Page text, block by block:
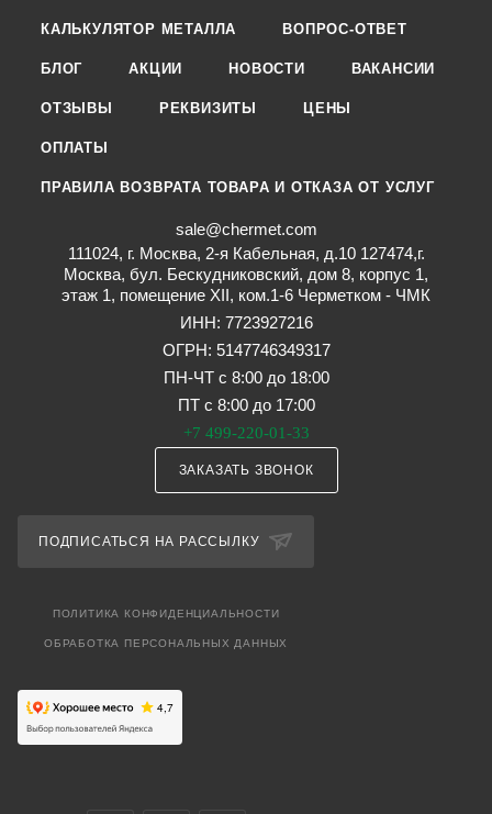
КАЛЬКУЛЯТОР МЕТАЛЛА ВОПРОС-ОТВЕТ
БЛОГ АКЦИИ НОВОСТИ ВАКАНСИИ
ОТЗЫВЫ РЕКВИЗИТЫ ЦЕНЫ
ОПЛАТЫ
ПРАВИЛА ВОЗВРАТА ТОВАРА И ОТКАЗА ОТ УСЛУГ
sale@chermet.com
111024, г. Москва, 2-я Кабельная, д.10 127474,г.
Москва, бул. Бескудниковский, дом 8, корпус 1,
этаж 1, помещение XII, ком.1-6 Черметком - ЧМК
ИНН: 7723927216
ОГРН: 5147746349317
ПН-ЧТ с 8:00 до 18:00
ПТ с 8:00 до 17:00
+7 499-220-01-33
ЗАКАЗАТЬ ЗВОНОК
ПОДПИСАТЬСЯ НА РАССЫЛКУ
ПОЛИТИКА КОНФИДЕНЦИАЛЬНОСТИ
ОБРАБОТКА ПЕРСОНАЛЬНЫХ ДАННЫХ